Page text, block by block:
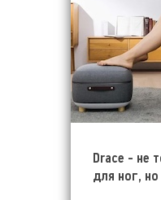
Drace - не
для ног,